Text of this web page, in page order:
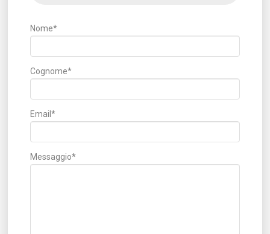
Nome*
Cognome*
Email*
Messaggio*